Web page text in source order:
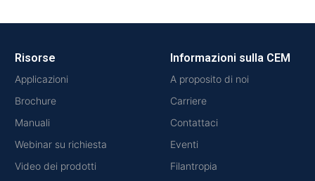
Risorse
Applicazioni
Brochure
Manuali
Webinar su richiesta
Video dei prodotti
Informazioni sulla CEM
A proposito di noi
Carriere
Contattaci
Eventi
Filantropia